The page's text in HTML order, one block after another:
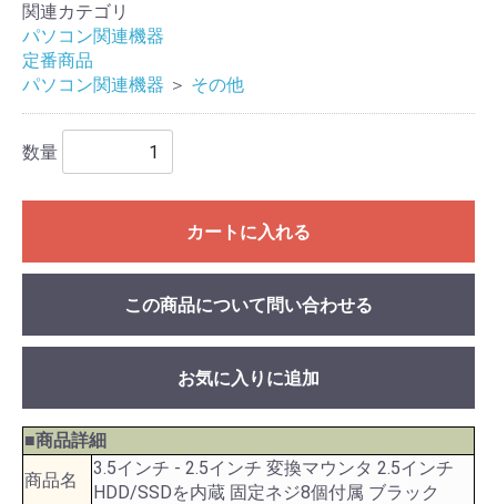
関連カテゴリ
パソコン関連機器
定番商品
パソコン関連機器 ＞ その他
数量
カートに入れる
この商品について問い合わせる
お気に入りに追加
■商品詳細
商品名
3.5インチ - 2.5インチ 変換マウンタ 2.5インチ
HDD/SSDを内蔵 固定ネジ8個付属 ブラック